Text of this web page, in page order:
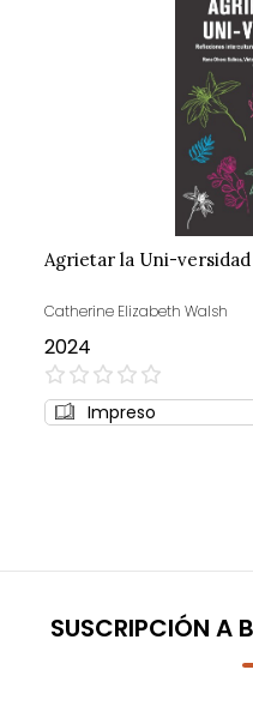
Agrietar la Uni-versidad
Catherine Elizabeth Walsh
2024
0%
Impreso
SUSCRIPCIÓN A